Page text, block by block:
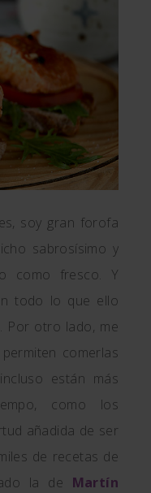
soy gran forofa
sabrosísimo y
como fresco. Y
todo lo que ello
Por otro lado, me
comerlas
están más
como los
añadida de ser
de recetas de
la de Martín